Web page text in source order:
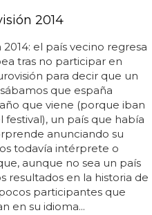
2014
el país vecino regresa
tras no participar en
para decir que un
que españa
que viene (porque iban
un país que había
anunciando su
todavía intérprete o
aunque no sea un país
resultados en la historia de
participantes que
en su idioma...